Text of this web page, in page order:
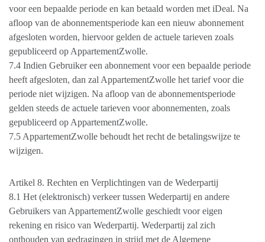
voor een bepaalde periode en kan betaald worden met iDeal. Na
afloop van de abonnementsperiode kan een nieuw abonnement
afgesloten worden, hiervoor gelden de actuele tarieven zoals
gepubliceerd op AppartementZwolle.
7.4 Indien Gebruiker een abonnement voor een bepaalde periode
heeft afgesloten, dan zal AppartementZwolle het tarief voor die
periode niet wijzigen. Na afloop van de abonnementsperiode
gelden steeds de actuele tarieven voor abonnementen, zoals
gepubliceerd op AppartementZwolle.
7.5 AppartementZwolle behoudt het recht de betalingswijze te
wijzigen.
Artikel 8. Rechten en Verplichtingen van de Wederpartij
8.1 Het (elektronisch) verkeer tussen Wederpartij en andere
Gebruikers van AppartementZwolle geschiedt voor eigen
rekening en risico van Wederpartij. Wederpartij zal zich
onthouden van gedragingen in strijd met de Algemene